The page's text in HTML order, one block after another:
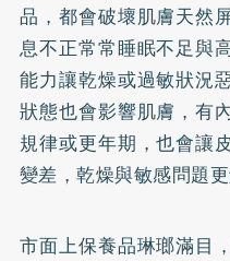
品，都會破壞肌膚天然
息不正常常睡眠不足與
能力讓乾燥或過敏狀況
狀態也會影響肌膚，有
規律或更年期，也會讓
變差，乾燥與敏感問題更
市面上保養品琳瑯滿目